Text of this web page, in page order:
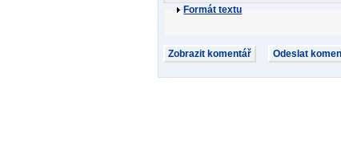
Formát textu